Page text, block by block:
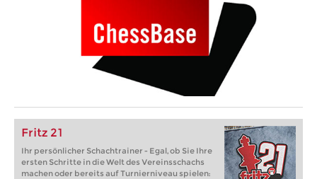
Fritz 21
Ihr persönlicher Schachtrainer - Egal, ob Sie Ihre
ersten Schritte in die Welt des Vereinsschachs
machen oder bereits auf Turnierniveau spielen: